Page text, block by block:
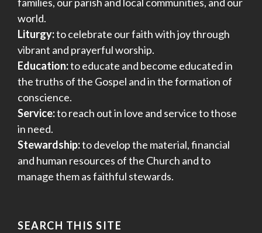
world.
Liturgy:to celebrate our faith with joy through
vibrant and prayerful worship.
Education:to educate and become educated in
the truths of the Gospel and in the formation of
conscience.
Service:to reach out in love and service to those
in need.
Stewardship:to develop the material, financial
and human resources of the Church and to
manage them as faithful stewards.
SEARCH THIS SITE